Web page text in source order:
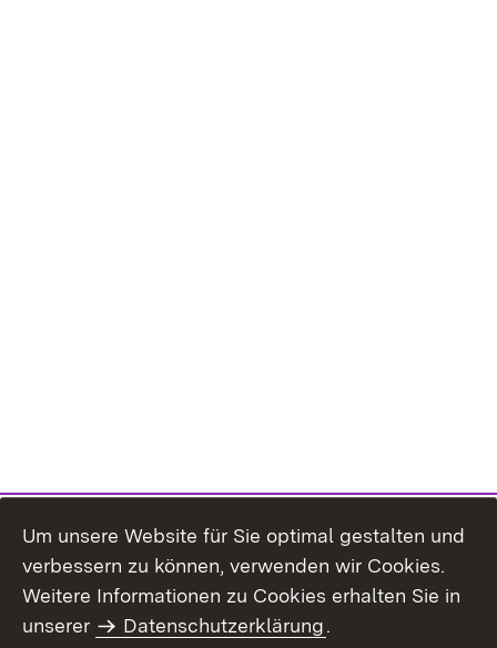
Themenübersicht
Um unsere Website für Sie optimal gestalten und
verbessern zu können, verwenden wir Cookies.
Weitere Informationen zu Cookies erhalten Sie in
unserer
Datenschutzerklärung.